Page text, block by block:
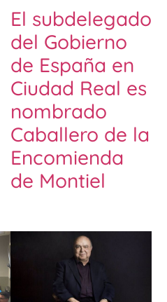
El subdelegado
del Gobierno
de España en
Ciudad Real es
nombrado
Caballero de la
Encomienda
de Montiel